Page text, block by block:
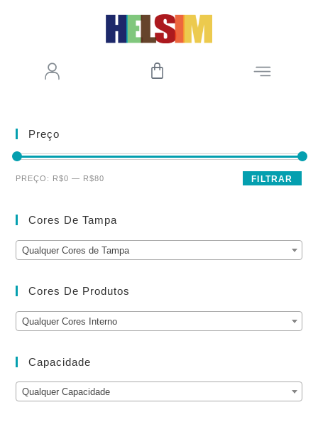
Preço
FILTRAR
PREÇO: R$0 — R$80
Cores De Tampa
Qualquer Cores de Tampa
Cores De Produtos
Qualquer Cores Interno
Capacidade
Qualquer Capacidade